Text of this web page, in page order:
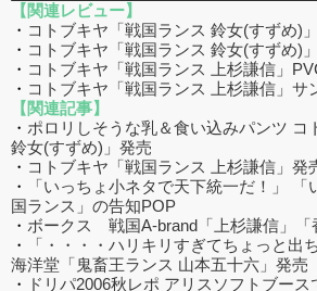
【関連レビュー】
・ コトブキヤ「戦国ランス 鈴女(すずめ)
・ コトブキヤ「戦国ランス 鈴女(すずめ)
・ コトブキヤ「戦国ランス 上杉謙信」
・ コトブキヤ「戦国ランス 上杉謙信」サ
【関連記事】
・ ポロリしそうな乳＆食い込みパンツ コ
鈴女(すずめ)」発売
・ コトブキヤ「戦国ランス 上杉謙信」発
・
「いっちょ小ネタで天下統一だ！」
国ランス」の告知POP
・ ボークス 戦国A-brand「上杉謙信」「
・
「・・・・ハリキリすぎてちょっと出
海洋堂「鬼畜王ランス 山本五十六」発売
・
ドリパ2006秋レポ アリスソフトブー